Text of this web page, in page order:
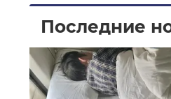
Последние